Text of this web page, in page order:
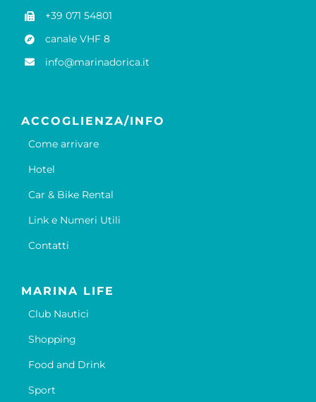
+39 071 54801
canale VHF 8
info@marinadorica.it
ACCOGLIENZA/INFO
Come arrivare
Hotel
Car & Bike Rental
Link e Numeri Utili
Contatti
MARINA LIFE
Club Nautici
Shopping
Food and Drink
Sport